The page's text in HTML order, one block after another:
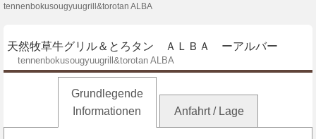
tennenbokusougyuugrill&torotan ALBA
天然牧草牛グリル＆とろタン ＡＬＢＡ ーアルバー
tennenbokusougyuugrill&torotan ALBA
Grundlegende
Informationen
Anfahrt / Lage